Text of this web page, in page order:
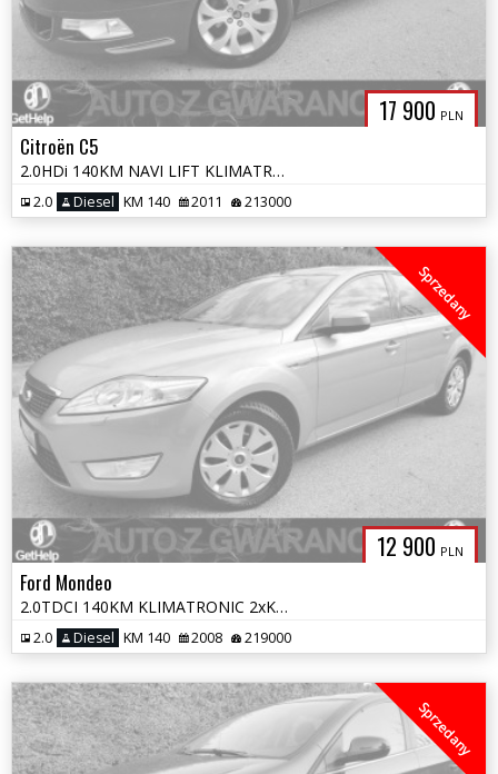
17 900 PLN
Citroën C5
2.0HDi 140KM NAVI LIFT KLIMATRONIK 2xPDC CHROM LEDY ALU OPŁATY GWARAN
2.0 Diesel KM 140 2011 213000
12 900 PLN
Sprzedany
Ford Mondeo
2.0TDCI 140KM KLIMATRONIC 2xKOŁA GRZANE FOTELE OPŁATY GWARANCJA z DE
2.0 Diesel KM 140 2008 219000
Sprzedany